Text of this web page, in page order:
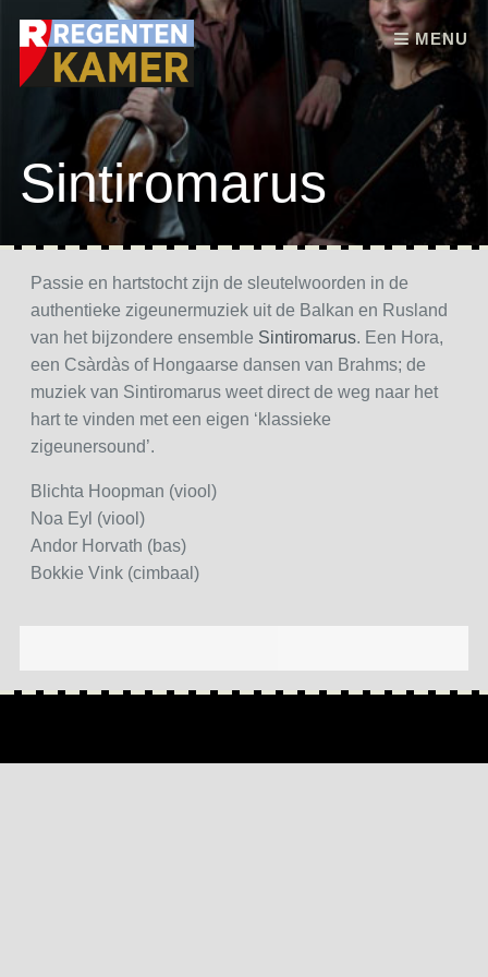
MENU
Skip to content
Sintiromarus
Passie en hartstocht zijn de sleutelwoorden in de
authentieke zigeunermuziek uit de Balkan en Rusland
van het bijzondere ensemble Sintiromarus. Een Hora,
een Csàrdàs of Hongaarse dansen van Brahms; de
muziek van Sintiromarus weet direct de weg naar het
hart te vinden met een eigen ‘klassieke
zigeunersound’.
Blichta Hoopman (viool)
Noa Eyl (viool)
Andor Horvath (bas)
Bokkie Vink (cimbaal)